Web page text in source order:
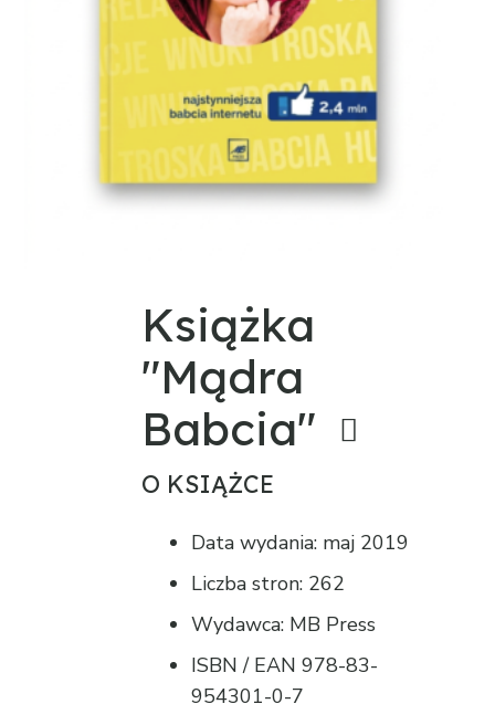
Książka
"Mądra
Babcia"
O KSIĄŻCE
Data wydania: maj 2019
Liczba stron: 262
Wydawca: MB Press
ISBN / EAN 978-83-
954301-0-7